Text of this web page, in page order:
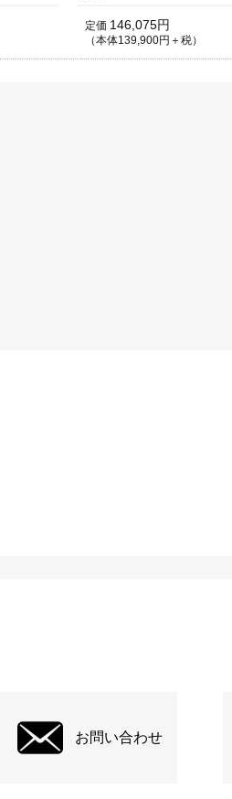
定価 146,075円
（本体139,900円＋税）
お問い合わせ